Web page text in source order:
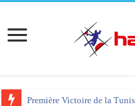
Première Victoire de la
tournoi international